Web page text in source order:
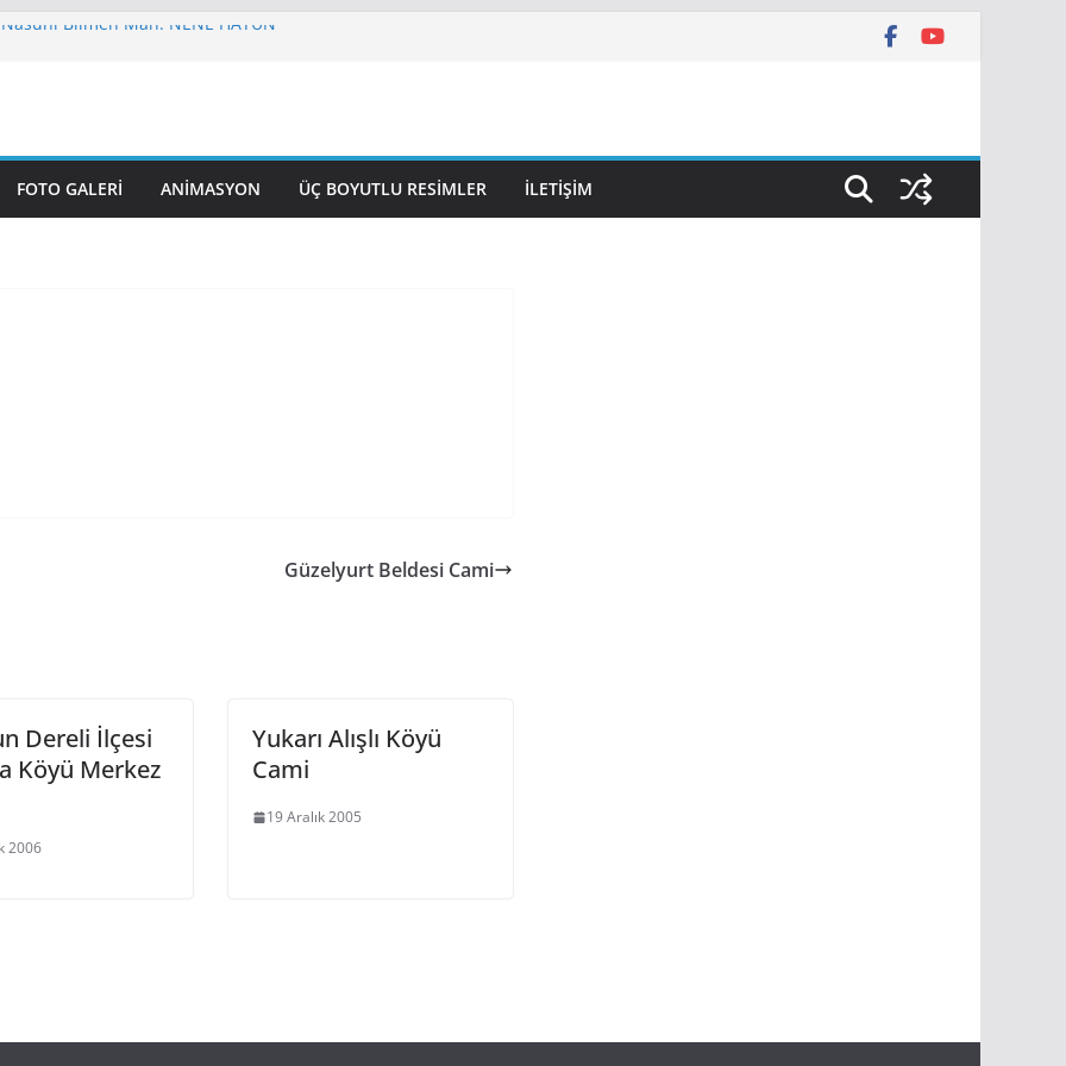
Bilmen Mah. NENE HATUN
VE KÜLLİYESİ
CAMİ
FOTO GALERI ANIMASYON ÜÇ BOYUTLU RESIMLER İLETIŞIM
Güzelyurt Beldesi Cami
Dereli İlçesi
Köyü Merkez
2006
Yukarı Alışlı Köyü
Cami
19 Aralık 2005